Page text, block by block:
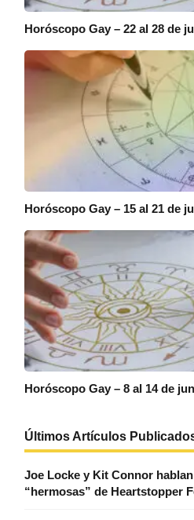
Horóscopo Gay – 22 al 28 de
Horóscopo Gay – 15 al 21 de
Horóscopo Gay – 8 al 14 de
Últimos Artículos
Joe Locke y Kit Connor
“hermosas” de Heartstopper